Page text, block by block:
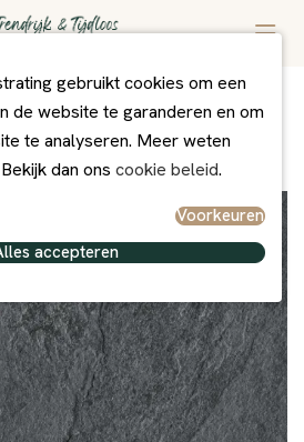
MBI Exclusief
gebruikt cookies om een
de website te garanderen en om
te analyseren. Meer weten
dan ons cookie beleid.
Voorkeuren
accepteren